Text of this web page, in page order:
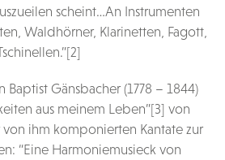
scheint…An Instrumenten
Waldhörner, Klarinetten, Fagott,
Baptist Gänsbacher (1778 – 1844)
aus meinem Leben”[3] von
ihm komponierten Kantate zur
“Eine Harmoniemusieck von